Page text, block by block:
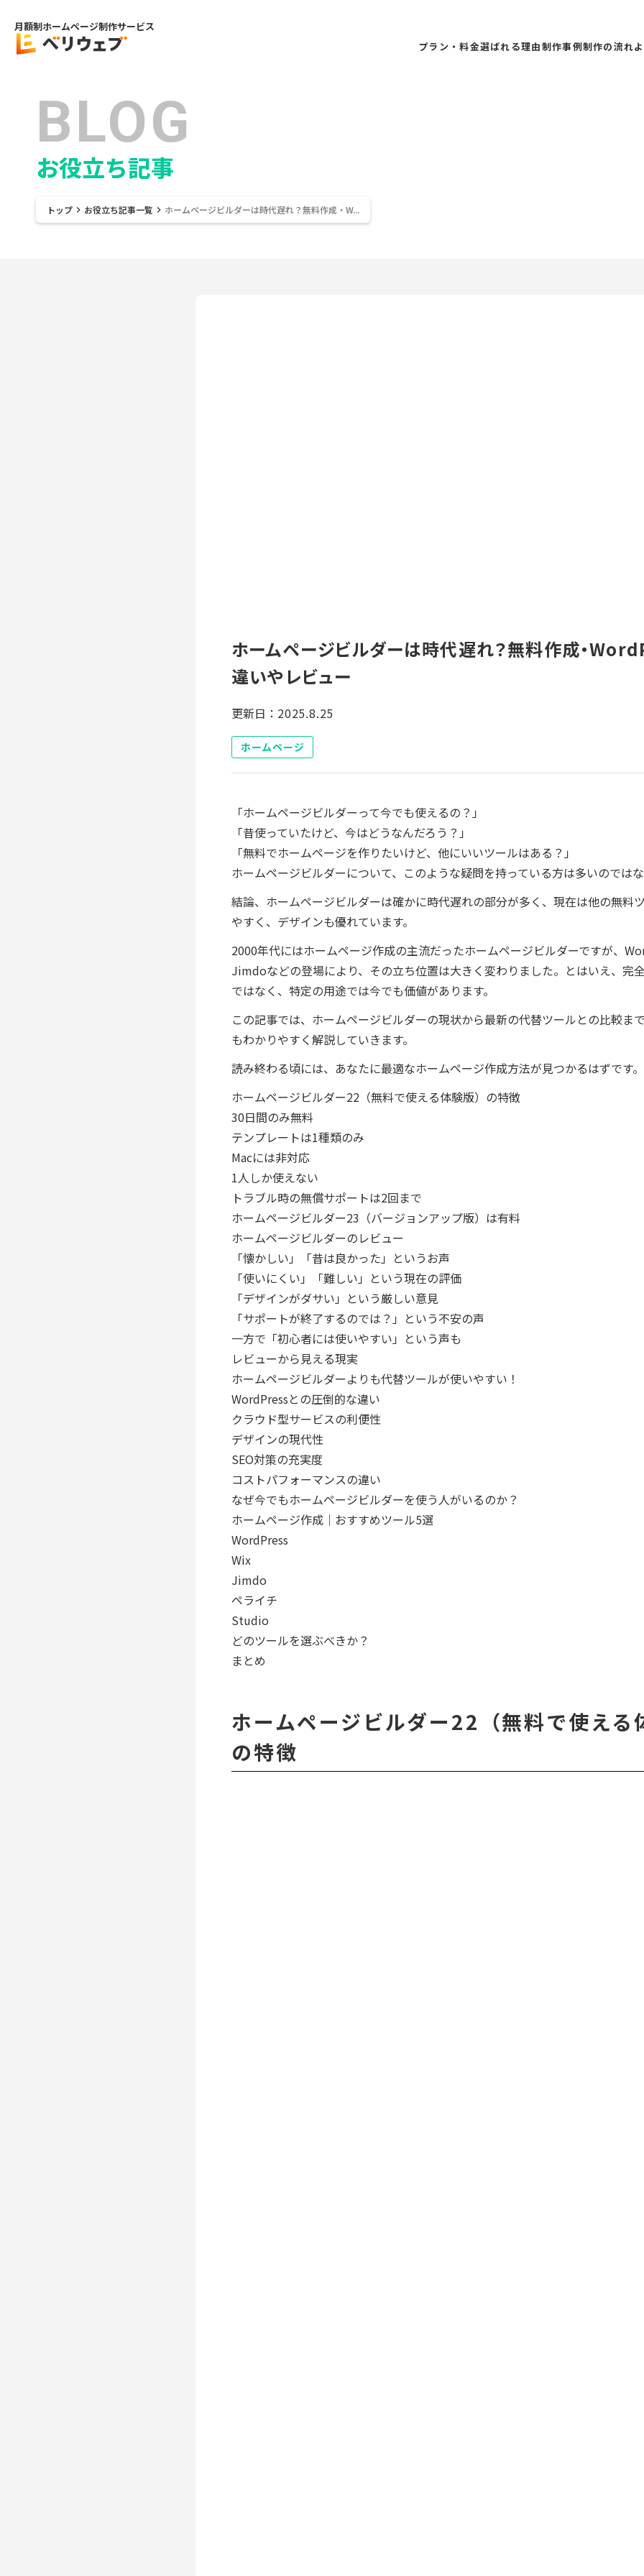
BLOG
お役立ち記事
トップ keyboard_arrow_right お役立ち記事一覧 keyboard_arrow_right ホームページビルダーは時代遅れ？無料作成・W...
月額制ホームページ制作サービス
プラン・料金選ばれる理由制作事例制作の流れ
ホームページビルダーは時代遅れ？無料作成・
違いやレビュー
更新日： 2025.8.25
ホームページ
「ホームページビルダーって今でも使えるの？」
「昔使っていたけど、今はどうなんだろう？」
「無料でホームページを作りたいけど、他にいいツールはある？」
ホームページビルダーについて、このような疑問を持っている方は多いのでは
結論、ホームページビルダーは確かに時代遅れの部分が多く、現在は他の無料
やすく、デザインも優れています。
2000年代にはホームページ作成の主流だったホームページビルダーですが、
Jimdoなどの登場により、その立ち位置は大きく変わりました。とはいえ、完
ではなく、特定の用途では今でも価値があります。
この記事では、ホームページビルダーの現状から最新の代替ツールとの比較ま
もわかりやすく解説していきます。
読み終わる頃には、あなたに最適なホームページ作成方法が見つかるはずです。
ホームページビルダー22（無料で使える体験版）の特徴
30日間のみ無料
テンプレートは1種類のみ
Macには非対応
1人しか使えない
トラブル時の無償サポートは2回まで
ホームページビルダー23（バージョンアップ版）は有料
ホームページビルダーのレビュー
「懐かしい」「昔は良かった」というお声
「使いにくい」「難しい」という現在の評価
「デザインがダサい」という厳しい意見
「サポートが終了するのでは？」という不安の声
一方で「初心者には使いやすい」という声も
レビューから見える現実
ホームページビルダーよりも代替ツールが使いやすい！
WordPressとの圧倒的な違い
クラウド型サービスの利便性
デザインの現代性
SEO対策の充実度
コストパフォーマンスの違い
なぜ今でもホームページビルダーを使う人がいるのか？
ホームページ作成｜おすすめツール5選
WordPress
Wix
Jimdo
ペライチ
Studio
どのツールを選ぶべきか？
まとめ
ホームページビルダー22（無料で使える
の特徴